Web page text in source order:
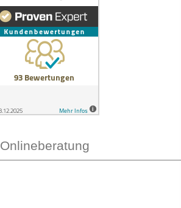
Onlineberatung